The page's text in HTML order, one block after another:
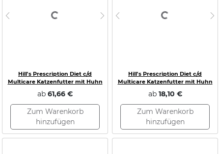
Previous Next
Hill's Prescription Diet c/d
Multicare Katzenfutter mit Huhn
ab 61,66 €
Zum Warenkorb
hinzufügen
Previous
Hill's Prescription Diet c/d
Multicare Katzenfutter mit Huhn
ab 18,10 €
Zum Warenkorb
hinzufügen